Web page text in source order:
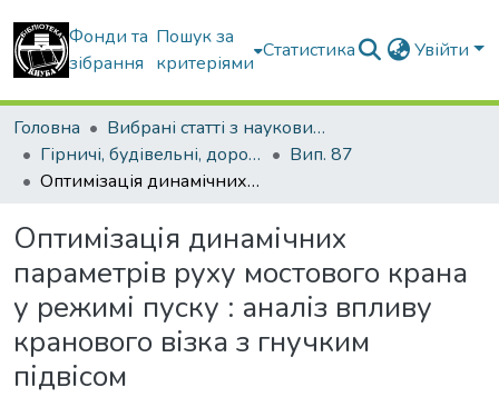
Фонди та
зібрання
Пошук за
критеріями
Статистика Увійти
Головна
Вибрані статті з наукових збірників КНУБА
Гірничі, будівельні, дорожні та меліоративні машини
Вип. 87
Оптимізація динамічних параметрів руху мостового крана у режимі пуску : аналіз впливу кранового візка з гнучким підвісом
Оптимізація динамічних
параметрів руху мостового крана
у режимі пуску : аналіз впливу
кранового візка з гнучким
підвісом